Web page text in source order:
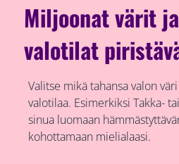
Miljoonat värit
valotilat
Valitse mikä tahansa valon
valotilaa. Esimerkiksi Takka-
sinua luomaan
kohottamaan mielialaasi.